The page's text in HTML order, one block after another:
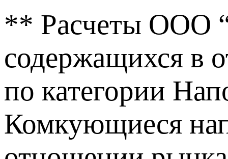
** Расчеты ООО
содержащихся в
по категории
Комкующиеся